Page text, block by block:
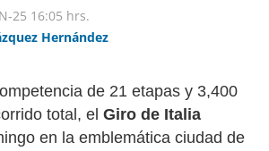
25 16:05 hrs.
Hernández
de 21 etapas y 3,400
total, el Giro de Italia
en la emblemática ciudad de